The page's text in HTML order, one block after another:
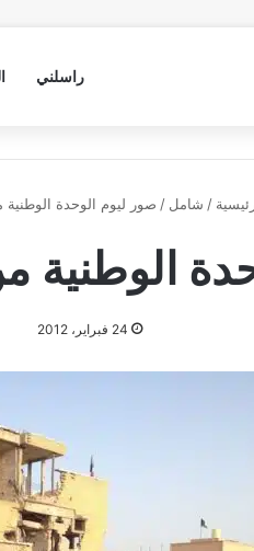
راسلني
/ شامل / صور ليوم الوحدة
الوطنية
24 فبراير، 2012